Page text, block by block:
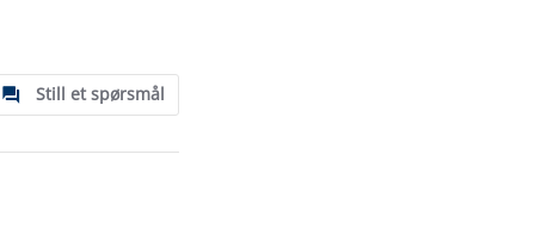
Still et spørsmål